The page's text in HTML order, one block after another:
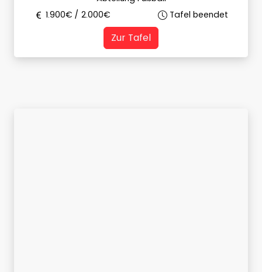
1.900€ / 2.000€ Tafel beendet
Zur Tafel